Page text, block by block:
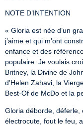
NOTE D’INTENTION
« Gloria est née d’un
j’aime et qui m’ont
enfance et des
populaire. Je voulais
Britney, la Divine de
d’Helen Zahavi, la
Best-Of de McDo et la
Gloria déborde, déferle,
électrocute, fout le feu,